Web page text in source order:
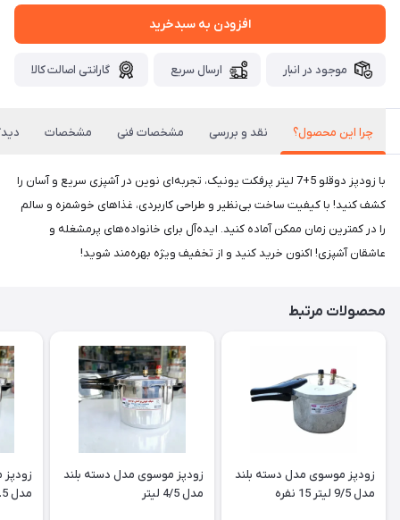
افزودن به سبدخرید
موجود در انبار ارسال سریع گارانتی اصالت کالا
چرا این محصول؟ نقد و بررسی مشخصات فنی مشخصات
با زودپز دوقلو 5+7 لیتر پرفکت یونیک، تجربه‌ای نوین در آشپزی سریع و آسان را
کشف کنید! با کیفیت ساخت بی‌نظیر و طراحی کاربردی، غذاهای خوشمزه و سالم
را در کمترین زمان ممکن آماده کنید. ایده‌آل برای خانواده‌های پرمشغله و
عاشقان آشپزی! اکنون خرید کنید و از تخفیف ویژه بهره‌مند شوید!
محصولات مرتبط
زودپز موسوی مدل دسته بلند
مدل 9/5 لیتر 15 نفره
زودپز موسوی مدل دسته بلند
مدل 4/5 لیتر
مدل 6.5 لیتر